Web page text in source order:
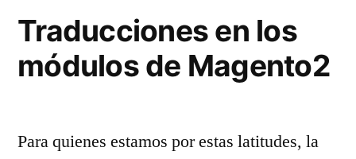
Traducciones en los
módulos de Magento2
Para quienes estamos por estas latitudes, la